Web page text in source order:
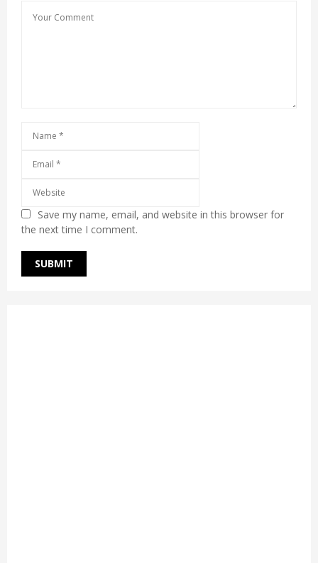
Save my name, email, and website in this browser for
the next time I comment.